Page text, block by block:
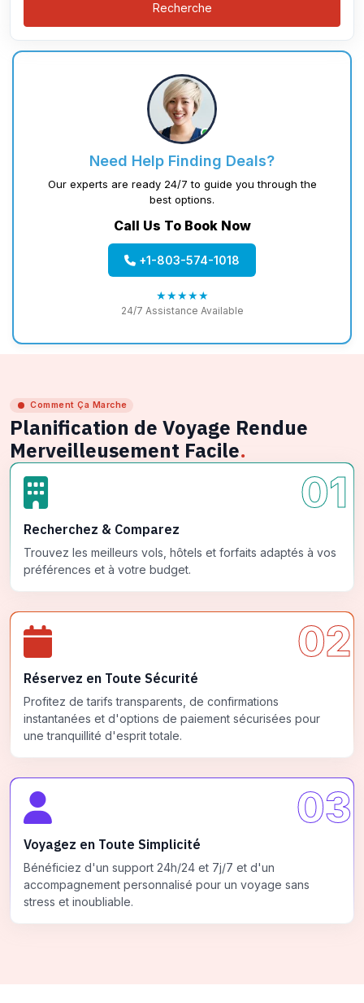
Recherche
Need Help Finding Deals?
Our experts are ready 24/7 to guide you through the
best options.
Call Us To Book Now
+1-803-574-1018
★★★★★
24/7 Assistance Available
Comment Ça Marche
Planification de Voyage Rendue
Merveilleusement Facile.
01
Recherchez & Comparez
Trouvez les meilleurs vols, hôtels et forfaits adaptés à vos
préférences et à votre budget.
02
Réservez en Toute Sécurité
Profitez de tarifs transparents, de confirmations
instantanées et d'options de paiement sécurisées pour
une tranquillité d'esprit totale.
03
Voyagez en Toute Simplicité
Bénéficiez d'un support 24h/24 et 7j/7 et d'un
accompagnement personnalisé pour un voyage sans
stress et inoubliable.